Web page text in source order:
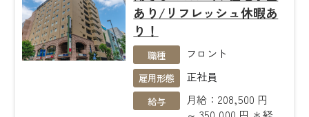
あり/リフレッシュ休暇あ
り！
職種 フロント
雇用形態 正社員
給与
月給：208,500 円